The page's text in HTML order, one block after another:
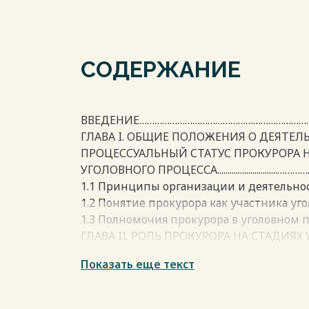
СОДЕРЖАНИЕ
ГЛАВА I. ОБЩИЕ ПОЛОЖЕНИЯ О
ПРОЦЕССУАЛЬНЫЙ СТАТУС
УГОЛОВНОГО
1.1 Принципы организации и
1.2 Понятие прокурора как участника
1.3 Полномочия прокурора в
ГЛАВА II. РОЛЬ ПРОКУРОРА НА СТАДИЯХ
2.1 Полномочия прокурора на стадии
Показать еще текст